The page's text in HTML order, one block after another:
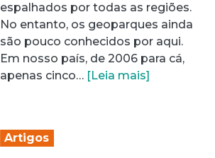
espalhados por todas as regiões.
No entanto, os geoparques ainda
são pouco conhecidos por aqui.
Em nosso país, de 2006 para cá,
apenas cinco… [Leia mais]
Artigos